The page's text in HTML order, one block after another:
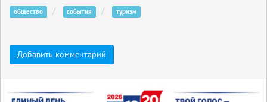
общество события туризм
Добавить комментарий